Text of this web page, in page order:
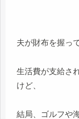
夫が財布を握っ
生活費が支給さ
けど、
結局、ゴルフや